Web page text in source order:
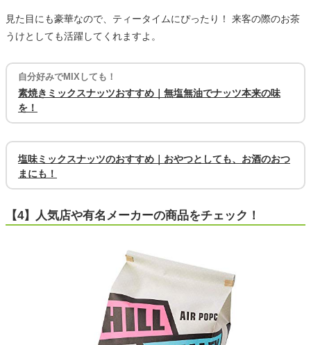
見た目にも豪華なので、ティータイムにぴったり！ 来客の際のお茶
うけとしても活躍してくれますよ。
自分好みでMIXしても！
素焼きミックスナッツおすすめ｜無塩無油でナッツ本来の味
を！
塩味ミックスナッツのおすすめ｜おやつとしても、お酒のおつ
まにも！
【4】人気店や有名メーカーの商品をチェック！